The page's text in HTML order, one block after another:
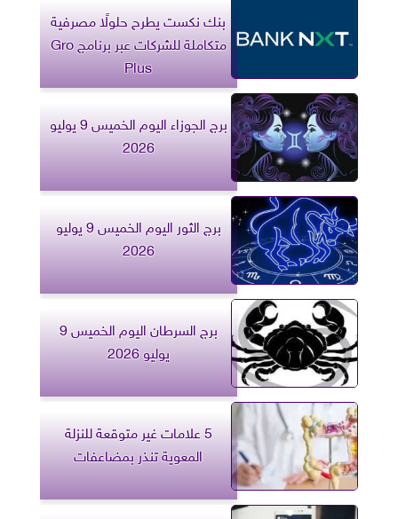
بنك نكست يطرح حلولًا مصرفية
متكاملة للشركات عبر برنامج Gro
Plus
برج الجوزاء اليوم الخميس 9 يوليو
2026
برج الثور اليوم الخميس 9 يوليو
2026
برج السرطان اليوم الخميس 9
يوليو 2026
5 علامات غير متوقعة للنزلة
المعوية تنذر بمضاعفات